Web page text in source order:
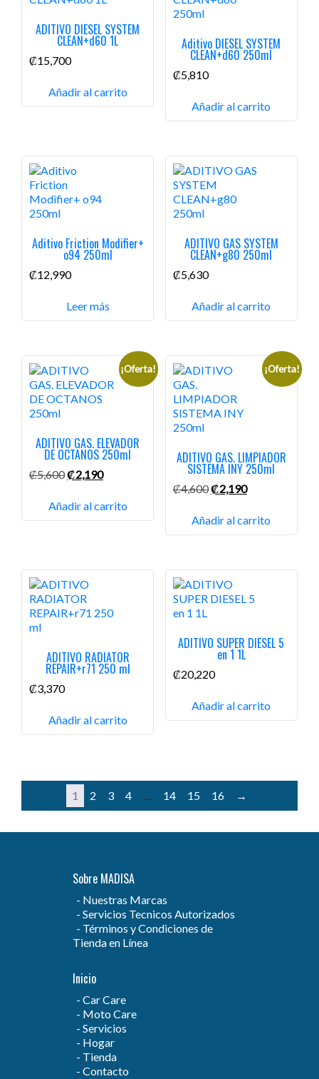
ADITIVO DIESEL SYSTEM
CLEAN+d60 1L
₡15,700
Añadir al carrito
Aditivo DIESEL SYSTEM
CLEAN+d60 250ml
₡5,810
Añadir al carrito
Aditivo Friction Modifier+
o94 250ml
₡12,990
Leer más
ADITIVO GAS SYSTEM
CLEAN+g80 250ml
₡5,630
Añadir al carrito
¡Oferta!
ADITIVO GAS. ELEVADOR
DE OCTANOS 250ml
₡5,600El
original
₡2,190El
actual
Añadir al carrito
¡Oferta!
ADITIVO GAS. LIMPIADOR
SISTEMA INY 250ml
₡4,600El
original
₡2,190El
actual
Añadir al carrito
ADITIVO RADIATOR
REPAIR+r71 250 ml
₡3,370
Añadir al carrito
ADITIVO SUPER DIESEL 5
en 1 1L
₡20,220
Añadir al carrito
1 2 3 4 … 14 15 16 →
Sobre MADISA
Nuestras Marcas
Servicios Tecnicos Autorizados
Términos y Condiciones de
Tienda en Línea
Inicio
Car Care
Moto Care
Servicios
Hogar
Tienda
Contacto